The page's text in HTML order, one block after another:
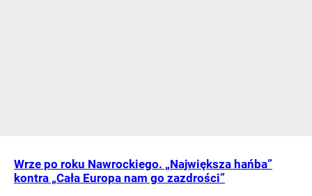
Wrze po roku Nawrockiego. „Największa hańba”
kontra „Cała Europa nam go zazdrości”